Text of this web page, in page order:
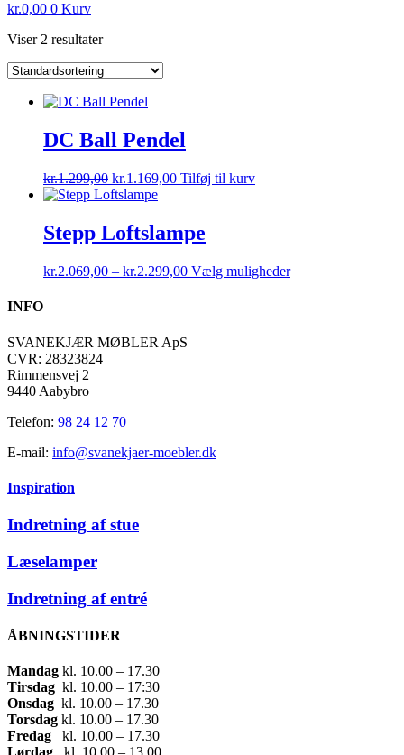
kr.0,00 0 Kurv
Viser 2 resultater
DC Ball Pendel
kr.1.299,00 Den
oprindelige
var:
kr.1.299,00.
kr.1.169,00Den
kr.1.169,00.
Tilføj til kurv
Stepp Loftslampe
kr.2.069,00 – kr.2.299,00Prisinterval:
Vælg mulighederDette
INFO
SVANEKJÆR MØBLER ApS
CVR: 28323824
Rimmensvej 2
9440 Aabybro
Telefon: 98 24 12 70
E-mail: info@svanekjaer-moebler.dk
Inspiration
Indretning af stue
Læselamper
Indretning af entré
ÅBNINGSTIDER
Mandag ​ kl. 10.00 – 17.30​
Tirsdag ​ kl. 10.00 – 17:30​
Onsdag ​ kl. 10.00 – 17.30​
Torsdag ​ kl. 10.00 – 17.30​
Fredag ​ kl. 10.00 – 17.30​
Lørdag ​ kl. 10.00 – 13.00